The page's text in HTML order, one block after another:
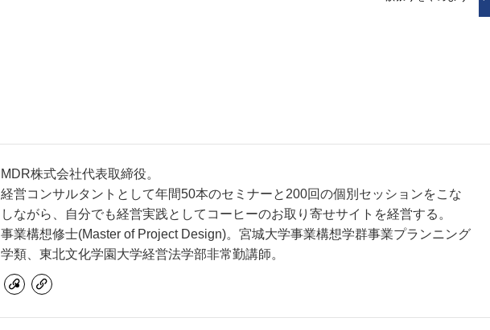
MDR株式会社代表取締役。
経営コンサルタントとして年間50本のセミナーと200回の個別セッションをこな
しながら、自分でも経営実践としてコーヒーのお取り寄せサイトを経営する。
事業構想修士(Master of Project Design)。宮城大学事業構想学群事業プランニング
学類、東北文化学園大学経営法学部非常勤講師。